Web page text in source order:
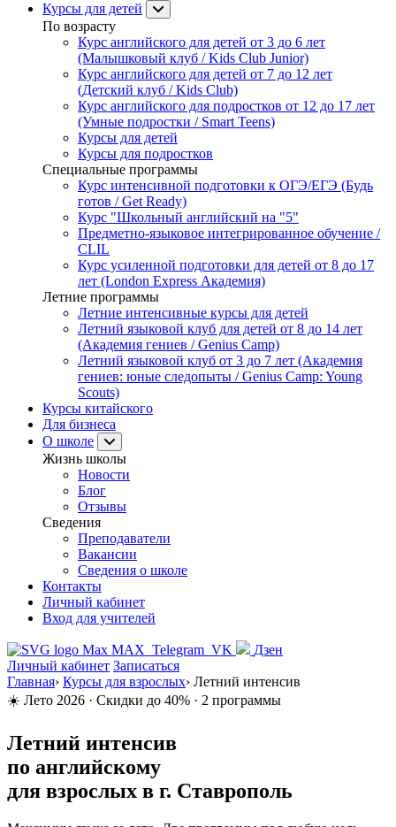
Курсы для детей
По возрасту
Курс английского для детей от 3 до 6 лет
(Малышковый клуб / Kids Club Junior)
Курс английского для детей от 7 до 12 лет
(Детский клуб / Kids Club)
Курс английского для подростков от 12 до 17 лет
(Умные подростки / Smart Teens)
Курсы для детей
Курсы для подростков
Специальные программы
Курс интенсивной подготовки к ОГЭ/ЕГЭ (Будь
готов / Get Ready)
Курс "Школьный английский на "5"
Предметно-языковое интегрированное обучение /
CLIL
Курс усиленной подготовки для детей от 8 до 17
лет (London Express Академия)
Летние программы
Летние интенсивные курсы для детей
Летний языковой клуб для детей от 8 до 14 лет
(Академия гениев / Genius Camp)
Летний языковой клуб от 3 до 7 лет (Академия
гениев: юные следопыты / Genius Camp: Young
Scouts)
Курсы китайского
Для бизнеса
О школе
Жизнь школы
Новости
Блог
Отзывы
Сведения
Преподаватели
Вакансии
Сведения о школе
Контакты
Личный кабинет
Вход для учителей
MAX Telegram VK
Дзен
Личный кабинет Записаться
Главная› Курсы для взрослых› Летний интенсив
☀️ Лето 2026 · Скидки до 40% · 2 программы
Летний интенсив
по английскому
для взрослых в г. Ставрополь